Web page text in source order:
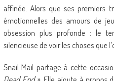
affinée. Alors que ses premiers
émotionnelles des amours de
obsession plus profonde : le
silencieuse de voir les choses que
Snail Mail partage à cette